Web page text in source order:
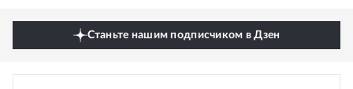
Станьте нашим подписчиком в Дзен